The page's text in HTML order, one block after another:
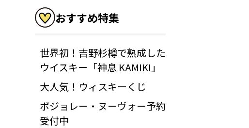
おすすめ特集
世界初！吉野杉樽で熟成した
ウイスキー「神息 KAMIKI」
大人気！ウィスキーくじ
ボジョレー・ヌーヴォー予約
受付中